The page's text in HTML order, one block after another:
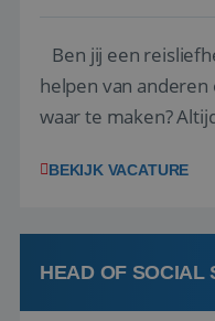
Ben jij een
helpen van
waar te maken?
van de grootste
op zoek naar een
BEKIJK VACATURE
HEAD OF SOCIAL